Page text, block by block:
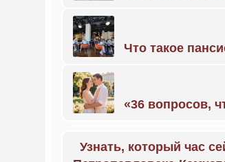
Что такое
«36 вопросов,
Узнать, который час